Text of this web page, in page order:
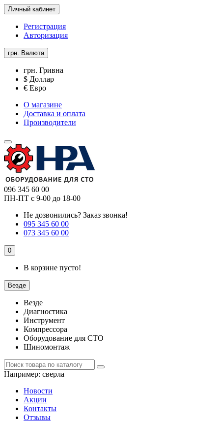
Личный кабинет
Регистрация
Авторизация
грн. Валюта
грн. Гривна
$ Доллар
€ Евро
О магазине
Доставка и оплата
Производители
096 345 60 00
ПН-ПТ с 9-00 до 18-00
Не дозвонились? Заказ звонка!
095 345 60 00
073 345 60 00
0
В корзине пусто!
Везде
Везде
Диагностика
Инструмент
Компрессора
Оборудование для СТО
Шиномонтаж
Например: сверла
Новости
Акции
Контакты
Отзывы